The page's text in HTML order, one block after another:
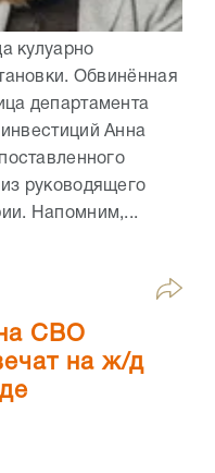
кулуарно
Обвинённая
департамента
Анна
руководящего
Напомним,...
СВО
на ж/д